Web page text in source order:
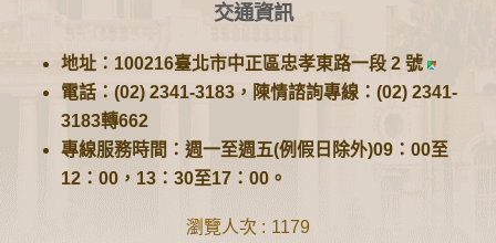
交通資訊
地址：100216臺北市中正區忠孝東路一段 2 號
電話：(02) 2341-3183，陳情諮詢專線：(02) 2341-
3183轉662
專線服務時間：週一至週五(例假日除外)09：00至
12：00，13：30至17：00。
瀏覽人次 1179